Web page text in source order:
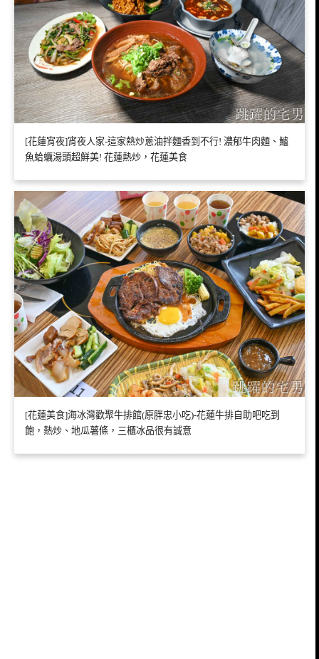
[花蓮宵夜]宵夜人家-這家熱炒蔥油拌麵香到不行! 濃郁牛肉麵、鱸
魚蛤蠣湯頭超鮮美! 花蓮熱炒，花蓮美食
[花蓮美食]海冰灣歡聚牛排館(原胖忠小吃)-花蓮牛排自助吧吃到
飽，熱炒、地瓜薯條，三櫃冰品很有誠意